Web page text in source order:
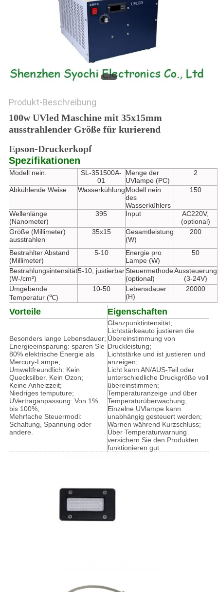
Produkt-Beschreibung
100w UVled Maschine mit 35x15mm
ausstrahlender Größe für kurierend
Epson-Druckerkopf
Spezifikationen
Modell nein.
SL-351500A-
01
Menge der
UVlampe (PC)
2
Abkühlende Weise WasserkühlungModell nein
des
Wasserkühlers
150
Wellenlänge
(Nanometer)
395 Input
AC220V,
(optional)
Größe (Millimeter)
ausstrahlen
35x15
Gesamtleistung
(W)
200
Bestrahlter Abstand
(Millimeter)
5-10
Energie pro
Lampe (W)
50
Bestrahlungsintensität
(W-/cm²)
5-10, justierbarSteuermethode
(optional)
Aussteuerung
(3-24V)
Umgebende
Temperatur (℃)
10-50
Lebensdauer
(H)
20000
Vorteile Eigenschaften
Besonders lange Lebensdauer;
Energieeinsparung: sparen Sie
80% elektrische Energie als
Mercury-Lampe;
Umweltfreundlich: Kein
Quecksilber. Kein Ozon;
Keine Anheizzeit;
Niedriges temputure;
UVertraganpassung: Von 1%
bis 100%;
Mehrfache Steuermodi:
Schaltung, Spannung oder
andere.
Glanzpunktintensität;
Lichtstärkeauto justieren die
Übereinstimmung von
Druckleistung;
Lichtstärke und ist justieren und
anzeigen;
Licht kann AN/AUS-Teil oder
unterschiedliche Druckgröße voll
übereinstimmen;
Temperaturanzeige und über
Temperaturüberwachung;
Einzelne UVlampe kann
unabhängig gesteuert werden;
Warnen während Kurzschluss;
Über Temperaturwarnung
versichern Sie den Produkten
funktionieren gut